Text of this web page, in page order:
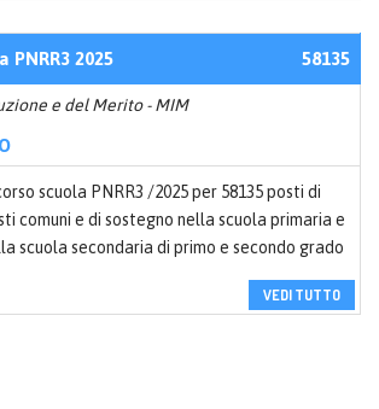
PNRR3 2025 58135
e del Merito - MIM
scuola PNRR3 /2025 per 58135 posti di
comuni e di sostegno nella scuola primaria e
scuola secondaria di primo e secondo grado
VEDI TUTTO